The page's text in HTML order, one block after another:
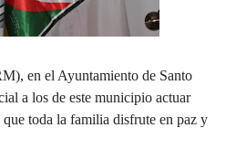
en el Ayuntamiento de Santo
a los de este municipio actuar
toda la familia disfrute en paz y